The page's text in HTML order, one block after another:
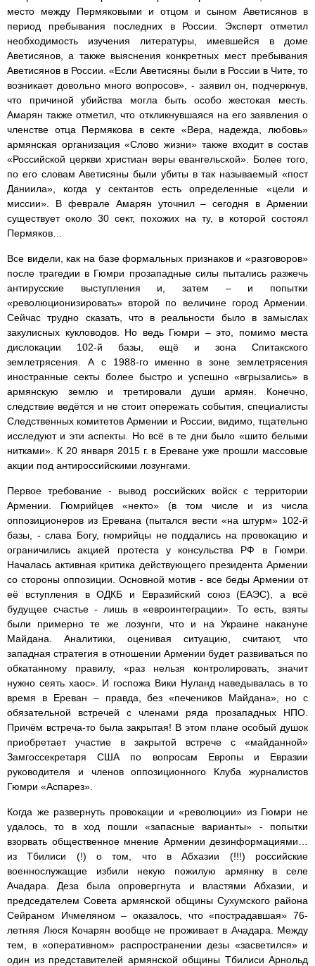
место между Пермяковыми и отцом и сыном Аветисянов в
период пребывания последних в России. Эксперт отметил
необходимость изучения литературы, имевшейся в доме
Аветисянов, а также выяснения конкретных мест пребывания
Аветисянов в России. «Если Аветисяны были в России в Чите, то
возникает довольно много вопросов», - заявил он, подчеркнув,
что причиной убийства могла быть особо жестокая месть.
Амарян также отметил, что откликнувшаяся на его заявления о
членстве отца Пермякова в секте «Вера, надежда, любовь»
армянская организация «Слово жизни» также входит в состав
«Российской церкви христиан веры евангельской». Более того,
по его словам Аветисяны были убиты в так называемый «пост
Даниила», когда у сектантов есть определенные «цели и
миссии». В феврале Амарян уточнил – сегодня в Армении
существует около 30 сект, похожих на ту, в которой состоял
Пермяков…
Все видели, как на базе формальных признаков и «разговоров»
после трагедии в Гюмри прозападные силы пытались разжечь
антирусские выступления и, затем – и попытки
«революционизировать» второй по величине город Армении.
Сейчас трудно сказать, что в реальности было в замыслах
закулисных кукловодов. Но ведь Гюмри – это, помимо места
дислокации 102-й базы, ещё и зона Спитакского
землетрясения. А с 1988-го именно в зоне землетрясения
иностранные секты более быстро и успешно «вгрызались» в
армянскую землю и третировали души армян. Конечно,
следствие ведётся и не стоит опережать события, специалисты
Следственных комитетов Армении и России, видимо, тщательно
исследуют и эти аспекты. Но всё в те дни было «шито белыми
нитками». К 20 января 2015 г. в Ереване уже прошли массовые
акции под антироссийскими лозунгами.
Первое требование - вывод российских войск с территории
Армении. Гюмрийцев «некто» (в том числе и из числа
оппозиционеров из Еревана (пытался вести «на штурм» 102-й
базы, - слава Богу, гюмрийцы не поддались на провокацию и
ограничились акцией протеста у консульства РФ в Гюмри.
Началась активная критика действующего президента Армении
со стороны оппозиции. Основной мотив - все беды Армении от
её вступления в ОДКБ и Евразийский союз (ЕАЭС), а всё
будущее счастье - лишь в «евроинтеграции». То есть, взяты
были примерно те же лозунги, что и на Украине накануне
Майдана. Аналитики, оценивая ситуацию, считают, что
западная стратегия в отношении Армении будет развиваться по
обкатанному правилу, «раз нельзя контролировать, значит
нужно сеять хаос». И госпожа Вики Нуланд наведывалась в то
время в Ереван – правда, без «печеников Майдана», но с
обязательной встречей с членами ряда прозападных НПО.
Причём встреча-то была закрытая! В этом плане особый душок
приобретает участие в закрытой встрече с «майданной»
Замгоссекретаря США по вопросам Европы и Евразии
руководителя и членов оппозиционного Клуба журналистов
Гюмри «Аспарез».
Когда же развернуть провокации и «революции» из Гюмри не
удалось, то в ход пошли «запасные варианты» - попытки
взорвать общественное мнение Армении дезинформациями…
из Тбилиси (!) о том, что в Абхазии (!!!) российские
военнослужащие избили некую пожилую армянку в селе
Ачадара. Деза была опровергнута и властями Абхазии, и
председателем Совета армянской общины Сухумского района
Сейраном Ичмеляном – оказалось, что «пострадавшая» 76-
летняя Люся Кочарян вообще не проживает в Ачадара. Между
тем, в «оперативном» распространении дезы «засветился» и
один из представителей армянской общины Тбилиси Арнольд